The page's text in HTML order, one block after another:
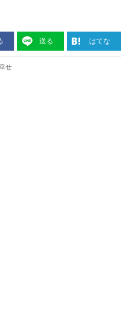
送る はてな
せ